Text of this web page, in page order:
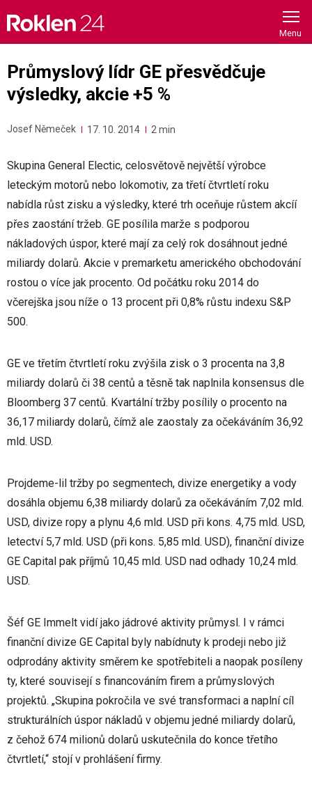
content
Průmyslový lídr GE přesvědčuje
výsledky, akcie +5 %
Josef Němeček 17. 10. 2014 2 min
Skupina General Electic, celosvětově největší výrobce
leteckým motorů nebo lokomotiv, za třetí čtvrtletí roku
nabídla růst zisku a výsledky, které trh oceňuje růstem akcíí
přes zaostání tržeb. GE posílila marže s podporou
nákladových úspor, které mají za celý rok dosáhnout jedné
miliardy dolarů. Akcie v premarketu amerického obchodování
rostou o více jak procento. Od počátku roku 2014 do
včerejška jsou níže o 13 procent při 0,8% růstu indexu S&P
500.
GE ve třetím čtvrtletí roku zvýšila zisk o 3 procenta na 3,8
miliardy dolarů či 38 centů a těsně tak naplnila konsensus dle
Bloomberg 37 centů. Kvartální tržby posílily o procento na
36,17 miliardy dolarů, čímž ale zaostaly za očekáváním 36,92
mld. USD.
Projdeme-lil tržby po segmentech, divize energetiky a vody
dosáhla objemu 6,38 miliardy dolarů za očekáváním 7,02 mld.
USD, divize ropy a plynu 4,6 mld. USD při kons. 4,75 mld. USD,
letectví 5,7 mld. USD (při kons. 5,85 mld. USD), finanční divize
GE Capital pak příjmů 10,45 mld. USD nad odhady 10,24 mld.
USD.
Šéf GE Immelt vidí jako jádrové aktivity průmysl. I v rámci
finanční divize GE Capital byly nabídnuty k prodeji nebo již
odprodány aktivity směrem ke spotřebiteli a naopak posíleny
ty, které souvisejí s financováním firem a průmyslových
projektů. „Skupina pokročila ve své transformaci a naplní cíl
strukturálních úspor nákladů v objemu jedné miliardy dolarů,
z čehož 674 milionů dolarů uskutečnila do konce třetího
čtvrtletí,“ stojí v prohlášení firmy.